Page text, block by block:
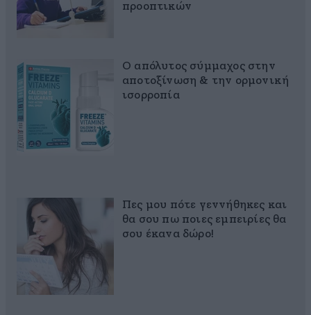
προοπτικών
Ο απόλυτος σύμμαχος στην
αποτοξίνωση & την ορμονική
ισορροπία
Πες μου πότε γεννήθηκες και
θα σου πω ποιες εμπειρίες θα
σου έκανα δώρο!